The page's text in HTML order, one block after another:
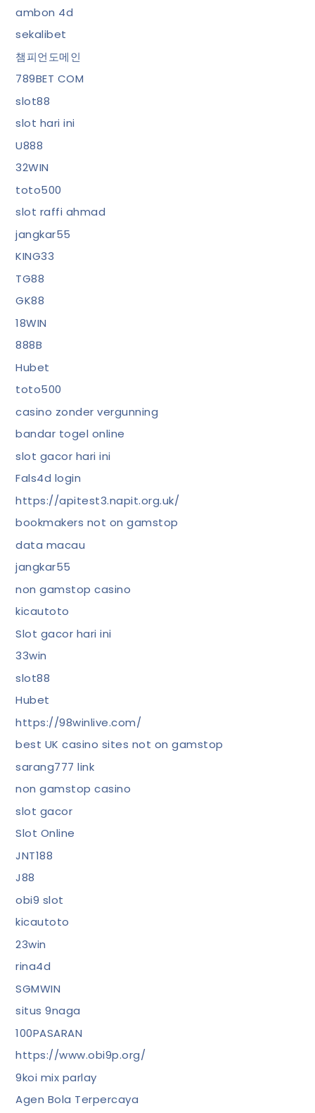
ambon 4d
sekalibet
챔피언도메인
789BET COM
slot88
slot hari ini
U888
32WIN
toto500
slot raffi ahmad
jangkar55
KING33
TG88
GK88
18WIN
888B
Hubet
toto500
casino zonder vergunning
bandar togel online
slot gacor hari ini
Fals4d login
https://apitest3.napit.org.uk/
bookmakers not on gamstop
data macau
jangkar55
non gamstop casino
kicautoto
Slot gacor hari ini
33win
slot88
Hubet
https://98winlive.com/
best UK casino sites not on gamstop
sarang777 link
non gamstop casino
slot gacor
Slot Online
JNT188
J88
obi9 slot
kicautoto
23win
rina4d
SGMWIN
situs 9naga
100PASARAN
https://www.obi9p.org/
9koi mix parlay
Agen Bola Terpercaya